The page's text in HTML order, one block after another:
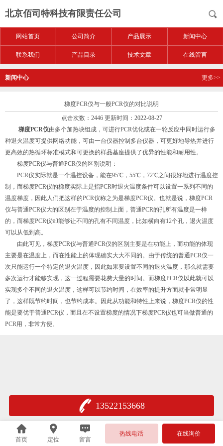
北京佰司特科技有限责任公司
网站首页 公司简介 产品展示 新闻中心
联系我们 产品目录 技术文章 在线留言
新闻中心 更多>>
梯度PCR仪与一般PCR仪的对比说明
点击次数：2446 更新时间：2022-08-27
梯度PCR仪由多个加热块组成，可进行PCR优化或在一轮反应中同时运行多
种退火温度可提供网络功能，可由一台仪器控制多台仪器，可更好地导热并进行
更高效的热循环标准模式和可更换的样品基座提供了优异的性能和耐用性。
梯度PCR仪与普通PCR仪的区别说明：
PCR仪实际就是一个温控设备，能在95℃，55℃，72℃之间很好地进行温度控
制，而梯度PCR仪的梯度实际上是指PCR时退火温度条件可以设置一系列不同的
温度梯度，因此人们把这样的PCR仪称之为是梯度PCR仪。也就是说，梯度PCR
仪与普通PCR仪大的区别在于温度的控制上面，普通PCR的孔所有温度是一样
的，而梯度PCR仪却能够让不同的孔有不同温度，比如横向有12个孔，退火温度
可以从低到高。
由此可见，梯度PCR仪与普通PCR仪的区别主要是在功能上，而功能的体现
主要是在温度上，而在性能上的体现确实大大不同的。由于传统的普通PCR仪一
次只能运行一个特定的退火温度，因此如果要设置不同的退火温度，那么就需要
多次运行才能够实现，这一过程需要花费大量的时间。而梯度PCR仪以此就可以
实现多个不同的退火温度，这样可以节约时间，在效率的提升方面就非常明显
了，这样既节约时间，也节约成本。因此从功能和特性上来说，梯度PCR仪的性
能是要优于普通PCR仪，而且在不设置梯度的情况下梯度PCR仪也可当做普通的
PCR用，非常方便。
13522153668
首页 定位 留言
热线电话 在线询价